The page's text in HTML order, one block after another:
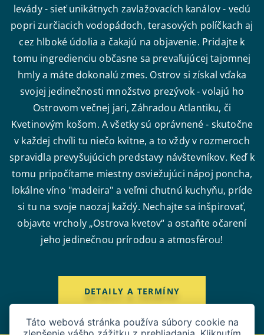
levády - sieť unikátnych zavlažovacích kanálov - vedú
popri zurčiacich vodopádoch, terasových políčkach aj
cez hlboké údolia a čakajú na objavenie. Pridajte k
tomu ingredienciu občasne sa prevaľujúcej tajomnej
hmly a máte dokonalú zmes. Ostrov si získal vďaka
svojej jedinečnosti množstvo prezývok - volajú ho
Ostrovom večnej jari, Záhradou Atlantiku, či
Kvetinovým košom. A všetky sú oprávnené - skutočne
v každej chvíli tu niečo kvitne, a to vždy v rozmeroch
spravidla prevyšujúcich predstavy návštevníkov. Keď k
tomu pripočítame miestny osviežujúci nápoj poncha,
lokálne víno "madeira" a veľmi chutnú kuchyňu, príde
si tu na svoje naozaj každý. Nechajte sa inšpirovať,
objavte vrcholy „Ostrova kvetov“ a ostaňte očarení
jeho jedinečnou prírodou a atmosférou!
DETAILY A TERMÍNY
Táto webová stránka používa súbory cookie na